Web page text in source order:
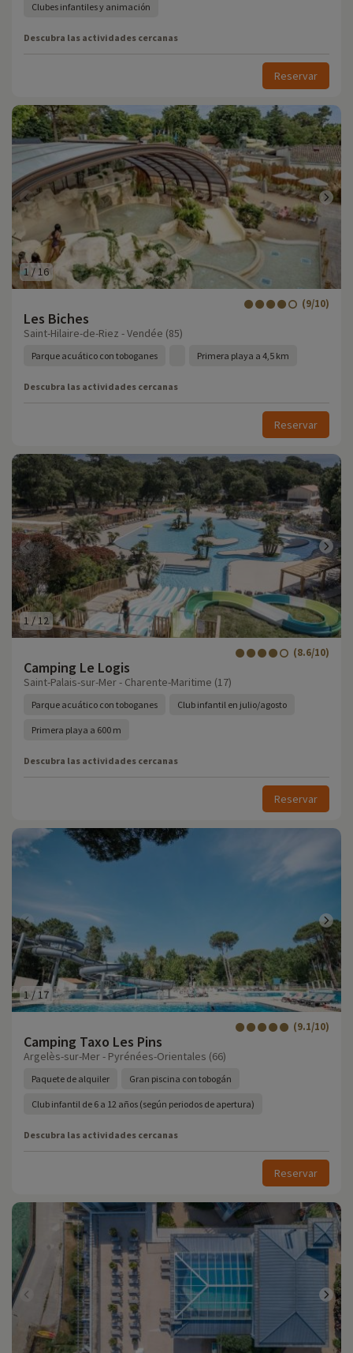
Clubes infantiles y animación
Descubra las actividades cercanas
Reservar
1 /16
Les Biches
(9/10)
Saint-Hilaire-de-Riez - Vendée (85)
Parque acuático con toboganes Primera playa a 4,5 km
Descubra las actividades cercanas
Reservar
1 /12
Camping Le Logis
(8.6/10)
Saint-Palais-sur-Mer - Charente-Maritime (17)
Parque acuático con toboganes Club infantil en julio/agosto
Primera playa a 600 m
Descubra las actividades cercanas
Reservar
1/17
Camping Taxo Les Pins
(9.1/10)
Argelès-sur-Mer - Pyrénées-Orientales (66)
Paquete de alquiler Gran piscina con tobogán
Club infantil de 6 a 12 años (según periodos de apertura)
Descubra las actividades cercanas
Reservar